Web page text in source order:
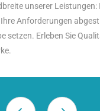
unserer
Anforderungen
setzen. Erleben Sie